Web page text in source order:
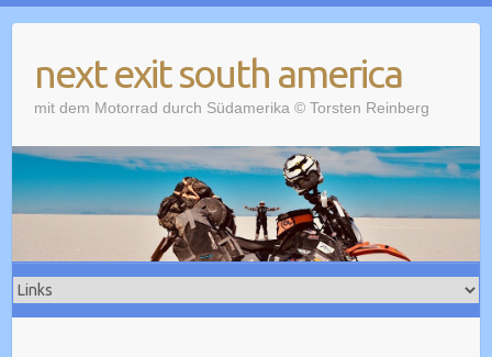
contentnext exit south america
mit dem Motorrad durch Südamerika © Torsten Reinberg